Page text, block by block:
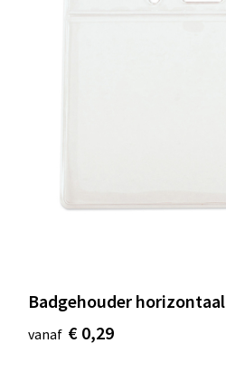
Badgehouder horizontaal
vanaf € 0,29